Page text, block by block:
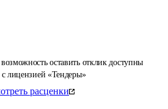
оставить отклик доступны
с лицензией «Тендеры»
расценки